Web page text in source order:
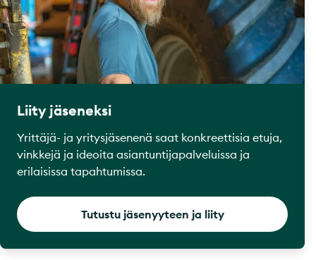
Liity jäseneksi
Yrittäjä- ja yritysjäsenenä saat konkreettisia etuja,
vinkkejä ja ideoita asiantuntijapalveluissa ja
erilaisissa tapahtumissa.
Tutustu jäsenyyteen ja liity